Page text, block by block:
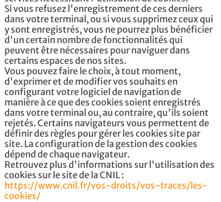
Si vous refusez l'enregistrement de ces derniers
dans votre terminal, ou si vous supprimez ceux qui
y sont enregistrés, vous ne pourrez plus bénéficier
d'un certain nombre de fonctionnalités qui
peuvent être nécessaires pour naviguer dans
certains espaces de nos sites.
Vous pouvez faire le choix, à tout moment,
d'exprimer et de modifier vos souhaits en
configurant votre logiciel de navigation de
manière à ce que des cookies soient enregistrés
dans votre terminal ou, au contraire, qu'ils soient
rejetés. Certains navigateurs vous permettent de
définir des règles pour gérer les cookies site par
site. La configuration de la gestion des cookies
dépend de chaque navigateur.
Retrouvez plus d'informations sur l'utilisation des
cookies sur le site de la CNIL :
https://www.cnil.fr/vos-droits/vos-traces/les-
cookies/